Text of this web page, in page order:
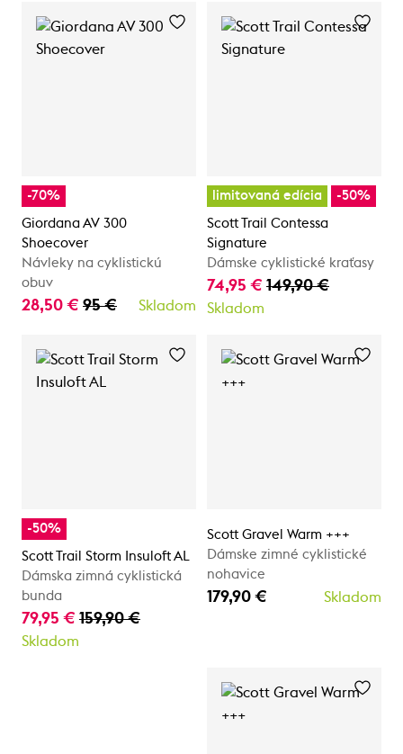
-70%
Giordana AV 300
Shoecover
Návleky na cyklistickú
obuv
28,50 € 95 € Skladom
limitovaná edícia -50%
Scott Trail Contessa
Signature
Dámske cyklistické kraťasy
74,95 € 149,90 €
Skladom
-50%
Scott Trail Storm Insuloft AL
Dámska zimná cyklistická
bunda
79,95 € 159,90 €
Skladom
Scott Gravel Warm +++
Dámske zimné cyklistické
nohavice
179,90 € Skladom